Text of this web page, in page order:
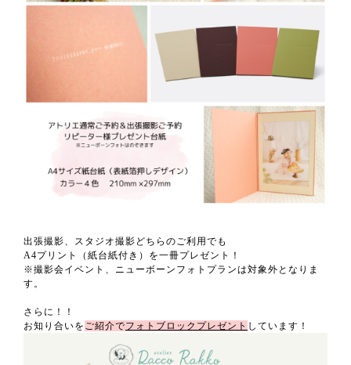
出張撮影、スタジオ撮影どちらのご利用でも
A4プリント（紙台紙付き）を一冊プレゼント！
※撮影会イベント、ニューボーンフォトプランは対象外となりま
す。
さらに！！
お知り合いを ご紹介でフォトブロックプレゼント しています！